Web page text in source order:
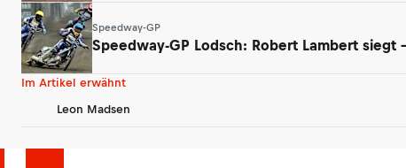
Speedway-GP
Speedway-GP Lodsch: Robert Lambert
Im Artikel erwähnt
Leon Madsen